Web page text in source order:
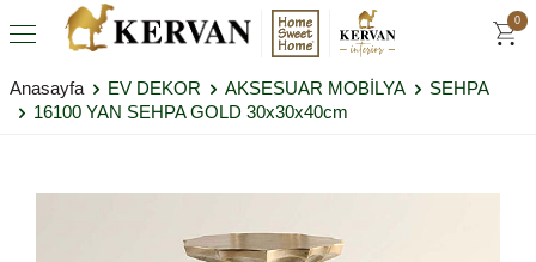
0
Anasayfa EV DEKOR AKSESUAR MOBİLYA
SEHPA
16100 YAN SEHPA GOLD 30x30x40cm